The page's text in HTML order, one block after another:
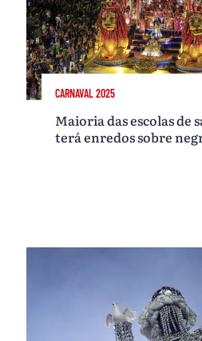
CARNAVAL 2025
Maioria das escolas de
terá enredos sobre